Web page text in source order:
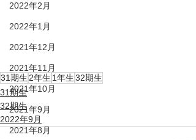
2022年2月
2022年1月
2021年12月
2021年11月
2021年10月
2021年9月
2021年8月
31期生 2年生 1年生32期生
31期生
32期生
2022年9月